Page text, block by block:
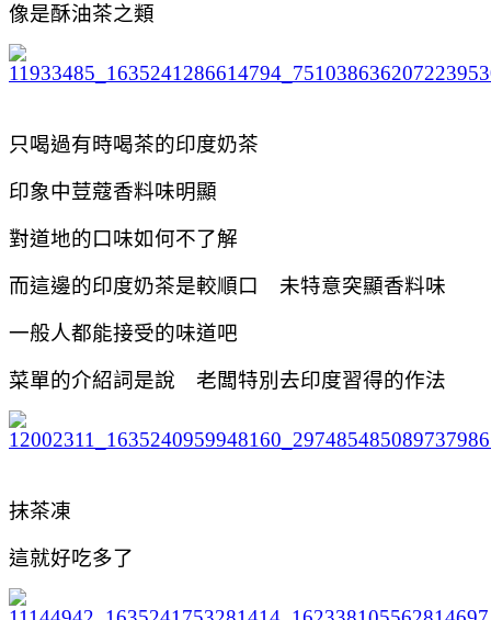
像是酥油茶之類
只喝過有時喝茶的印度奶茶
印象中荳蔻香料味明顯
對道地的口味如何不了解
而這邊的印度奶茶是較順口 未特意突顯香料味
一般人都能接受的味道吧
菜單的介紹詞是說 老闆特別去印度習得的作法
抹茶凍
這就好吃多了